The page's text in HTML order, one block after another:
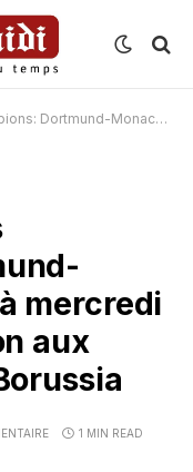
après une explosion aux abords du bus du Borussia
mercredi
aux
1 MIN READ